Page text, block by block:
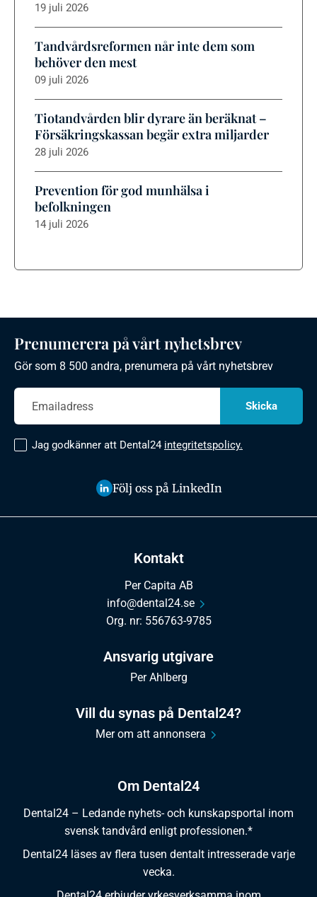
19 juli 2026
Tandvårdsreformen når inte dem som
behöver den mest
09 juli 2026
Tiotandvården blir dyrare än beräknat –
Försäkringskassan begär extra miljarder
28 juli 2026
Prevention för god munhälsa i
befolkningen
14 juli 2026
Om Dental24
Dental24 – Ledande nyhets- och kunskapsportal inom
svensk tandvård enligt professionen.*
Dental24 läses av flera tusen dentalt intresserade varje
vecka.
Kontakt
Per Capita AB
info@dental24.se
Org. nr: 556763-9785
Ansvarig utgivare
Per Ahlberg
Vill du synas på Dental24?
Mer om att annonsera
Prenumerera på vårt nyhetsbrev
Gör som 8 500 andra, prenumera på vårt nyhetsbrev
Jag godkänner att Dental24 integritetspolicy.
Följ oss på LinkedIn